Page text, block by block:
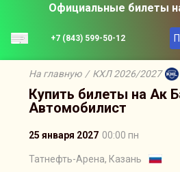
Официальные билеты
+7 (843) 599-50-12
На главную / КХЛ 2026/2027
Купить билеты на Ак
Автомобилист
25 января 2027 00:00 пн
Татнефть-Арена, Казань